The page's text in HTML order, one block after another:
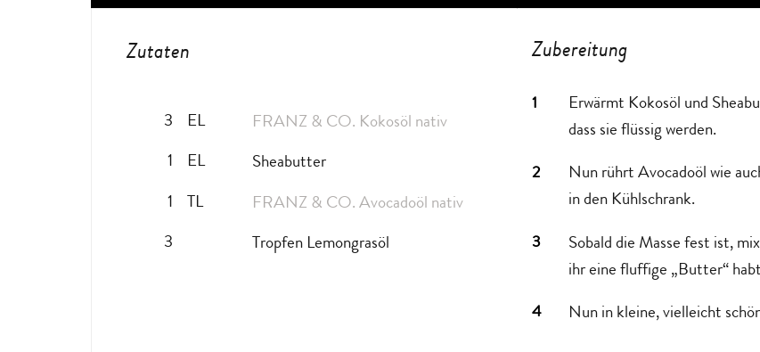
Zutaten
3 EL FRANZ & CO. Kokosöl nativ
1 EL Sheabutter
1 TL FRANZ & CO. Avocadoöl nativ
3 Tropfen Lemongrasöl
Zubereitung
1
Erwärmt Kokosöl und
dass sie flüssig werden.
2
Nun rührt Avocadoöl wie
in den Kühlschrank.
3
Sobald die Masse fest ist,
ihr eine fluffige „Butter“
4 Nun in kleine, vielleicht